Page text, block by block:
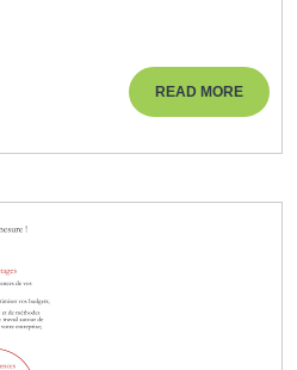
Acquérir
les
pour
READ MOREREAD
MORE